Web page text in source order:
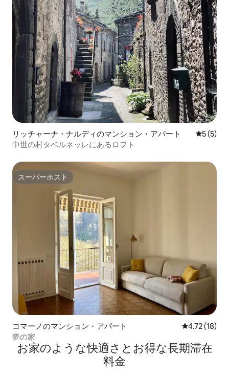
リッチャーナ・ナルディのマンション・アパート レビュー
5 (5)
中世の村タベルネッレにあるロフト
スーパーホスト
スーパーホスト
コマーノのマンション・アパート レビュー18
4.72 (18)
夢の家
お家のような快⁠適⁠さ⁠とお⁠得⁠な長⁠期⁠滞⁠在
料⁠金